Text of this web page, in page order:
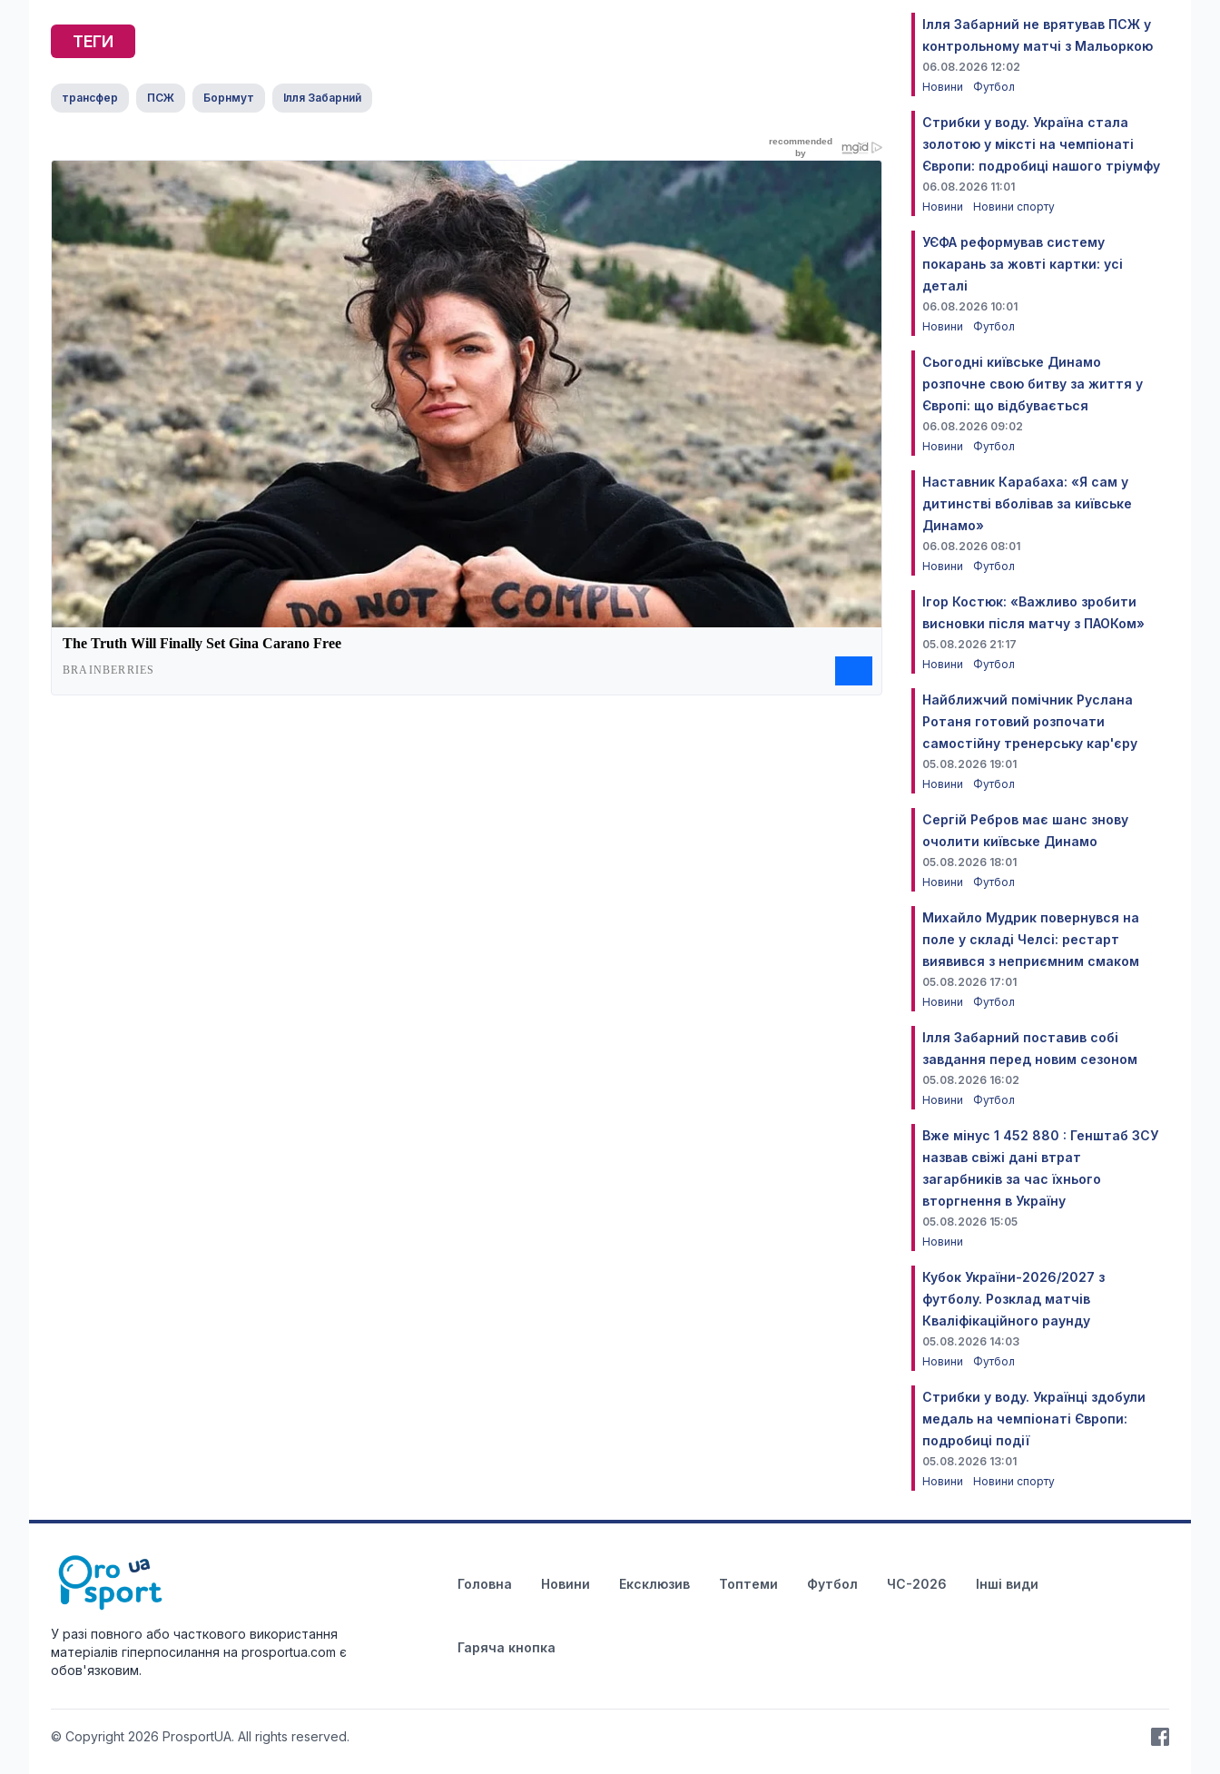
ТЕГИ
трансфер ПСЖ Борнмут Ілля Забарний
Ілля Забарний не врятував ПСЖ у
контрольному матчі з Мальоркою
06.08.2026 12:02
Новини
Футбол
Стрибки у воду. Україна стала
золотою у міксті на чемпіонаті
Європи: подробиці нашого тріумфу
06.08.2026 11:01
Новини
Новини спорту
УЄФА реформував систему
покарань за жовті картки: усі
деталі
06.08.2026 10:01
Новини
Футбол
Сьогодні київське Динамо
розпочне свою битву за життя у
Європі: що відбувається
06.08.2026 09:02
Новини
Футбол
Наставник Карабаха: «Я сам у
дитинстві вболівав за київське
Динамо»
06.08.2026 08:01
Новини
Футбол
Ігор Костюк: «Важливо зробити
висновки після матчу з ПАОКом»
05.08.2026 21:17
Новини
Футбол
Найближчий помічник Руслана
Ротаня готовий розпочати
самостійну тренерську кар'єру
05.08.2026 19:01
Новини
Футбол
Сергій Ребров має шанс знову
очолити київське Динамо
05.08.2026 18:01
Новини
Футбол
Михайло Мудрик повернувся на
поле у складі Челсі: рестарт
виявився з неприємним смаком
05.08.2026 17:01
Новини
Футбол
Ілля Забарний поставив собі
завдання перед новим сезоном
05.08.2026 16:02
Новини
Футбол
Вже мінус 1 452 880 : Генштаб ЗСУ
назвав свіжі дані втрат
загарбників за час їхнього
вторгнення в Україну
05.08.2026 15:05
Новини
Кубок України-2026/2027 з
футболу. Розклад матчів
Кваліфікаційного раунду
05.08.2026 14:03
Новини
Футбол
Стрибки у воду. Українці здобули
медаль на чемпіонаті Європи:
подробиці події
05.08.2026 13:01
Новини
Новини спорту
У разі повного або часткового використання
матеріалів гіперпосилання на prosportua.com є
обов'язковим.
Головна Новини Ексклюзив Топтеми Футбол ЧС-2026 Інші види
Гаряча кнопка
© Copyright 2026 ProsportUA. All rights reserved.